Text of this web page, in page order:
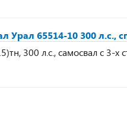
Урал 65514-10 300 л.с.,
300 л.с., самосвал с 3-х